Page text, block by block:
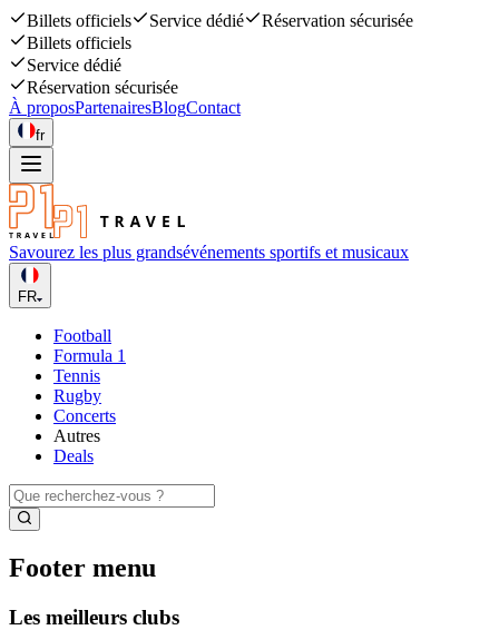
Billets officiels Service dédié
Réservation sécurisée
Billets officiels
Service dédié
Réservation sécurisée
À proposPartenairesBlogContact
fr
Savourez les plus grandsévénements sportifs et musicaux
FR
Football
Formula 1
Tennis
Rugby
Concerts
Autres
Deals
Footer menu
Les meilleurs clubs